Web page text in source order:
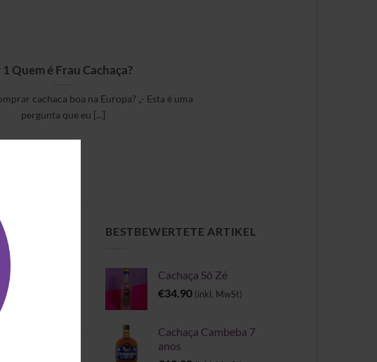
1 Quem é Frau Cachaça?
cachaca boa na Europa? „- Esta é uma
pergunta que eu [...]
FÜR DICH
Mapa da
– Exklusive
in Europa
Século XVIII
BESTBEWERTETE ARTIKEL
Cachaça Sô Zé
€34.90 (inkl. MwSt)
Cachaça Cambeba 7
anos